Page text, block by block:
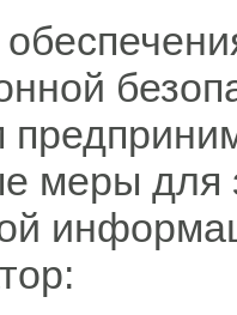
меры для